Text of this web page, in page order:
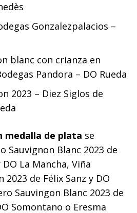
Gonzalezpalacios –
blanc con crianza en
Pandora – DO Rueda
2023 – Diez Siglos de
medalla de plata se
Sauvignon Blanc 2023 de
La Mancha, Viña
de Félix Sanz y DO
Sauvingon Blanc 2023 de
Somontano o Eresma